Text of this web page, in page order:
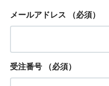
メールアドレス （必須）
受注番号 （必須）